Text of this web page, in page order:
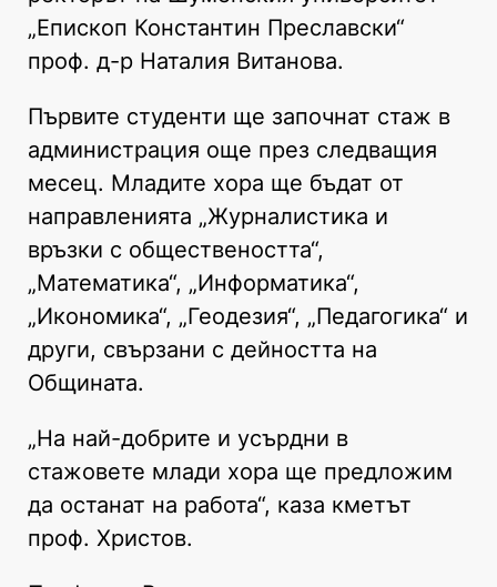
„Епископ Константин Преславски“
проф. д-р Наталия Витанова.
Първите студенти ще започнат стаж в
администрация още през следващия
месец. Младите хора ще бъдат от
направленията „Журналистика и
връзки с обществеността“,
„Математика“, „Информатика“,
„Икономика“, „Геодезия“, „Педагогика“ и
други, свързани с дейността на
Общината.
„На най-добрите и усърдни в
стажовете млади хора ще предложим
да останат на работа“, каза кметът
проф. Христов.